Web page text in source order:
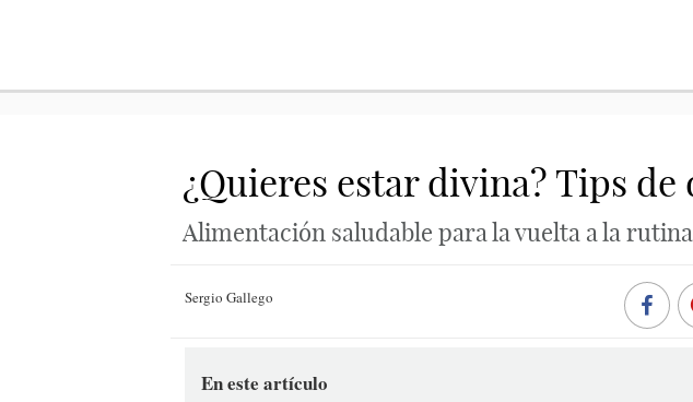
¿Quieres estar divina? Tips
Alimentación saludable para la vuelta a la rutina
Sergio Gallego
En este artículo